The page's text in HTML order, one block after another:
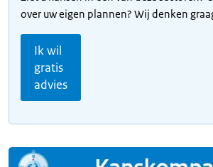
over uw eigen plannen? Wij denken
Ik wil
gratis
advies